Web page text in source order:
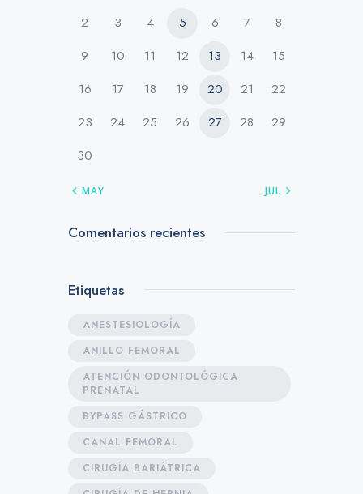
2
3 4 5 6 7
8
9
10 11 12 13 14
15
16
17 18 19 20 21
22
23
24 25 26 27 28
29
30
« MAY JUL »
Comentarios recientes
Etiquetas
ANESTESIOLOGÍA
ANILLO FEMORAL
ATENCIÓN ODONTOLÓGICA
PRENATAL
BYPASS GÁSTRICO
CANAL FEMORAL
CIRUGÍA BARIÁTRICA